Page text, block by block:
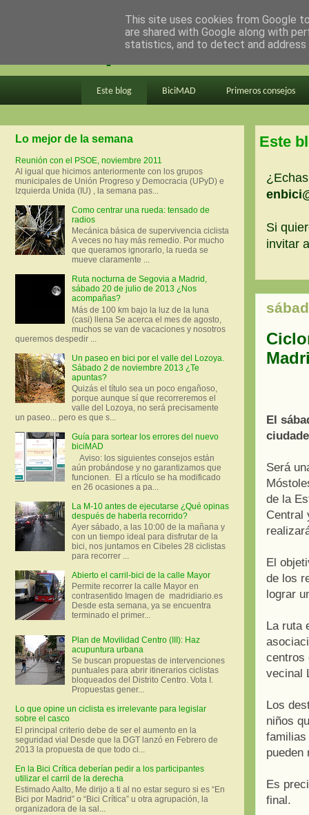
en bici por madrid
Este blog BiciMAD Primeros consejos
Este
Si
invitar
El
Será
de la
Central
El
de los
lograr
La ruta
centros
vecinal
Los
niños
familias
pueden
Es
final.
Lo mejor de la semana
Reunión con el PSOE, noviembre 2011
Al igual que hicimos anteriormente con los grupos
municipales de Unión Progreso y Democracia (UPyD) e
Izquierda Unida (IU) , la semana pas...
Como centrar una rueda: tensado de
radios
Mecánica básica de supervivencia ciclista
A veces no hay más remedio. Por mucho
que queramos ignorarlo, la rueda se
mueve claramente ...
Ruta nocturna de Segovia a Madrid,
sábado 20 de julio de 2013 ¿Nos
acompañas?
Más de 100 km bajo la luz de la luna
(casi) llena Se acerca el mes de agosto,
muchos se van de vacaciones y nosotros
queremos despedir ...
Un paseo en bici por el valle del Lozoya.
Sábado 2 de noviembre 2013 ¿Te
apuntas?
Quizás el título sea un poco engañoso,
porque aunque sí que recorreremos el
valle del Lozoya, no será precisamente
un paseo... pero es que s...
Guía para sortear los errores del nuevo
biciMAD
Aviso: los siguientes consejos están
aún probándose y no garantizamos que
funcionen. El a rtículo se ha modificado
en 26 ocasiones a pa...
La M-10 antes de ejecutarse ¿Qué opinas
después de haberla recorrido?
Ayer sábado, a las 10:00 de la mañana y
con un tiempo ideal para disfrutar de la
bici, nos juntamos en Cibeles 28 ciclistas
para recorrer ...
Abierto el carril-bici de la calle Mayor
Permite recorrer la calle Mayor en
contrasentido Imagen de madridiario.es
Desde esta semana, ya se encuentra
terminado el primer...
Plan de Movilidad Centro (III): Haz
acupuntura urbana
Se buscan propuestas de intervenciones
puntuales para abrir itinerarios ciclistas
bloqueados del Distrito Centro. Vota I.
Propuestas gener...
Lo que opine un ciclista es irrelevante para legislar
sobre el casco
El principal criterio debe de ser el aumento en la
seguridad vial Desde que la DGT lanzó en Febrero de
2013 la propuesta de que todo ci...
En la Bici Crítica deberían pedir a los participantes
utilizar el carril de la derecha
Estimado Aalto, Me dirijo a ti al no estar seguro si es “En
Bici por Madrid” o “Bici Crítica” u otra agrupación, la
organizadora de la sal...
This site uses cookies from Google
are shared with Google along with
statistics, and to detect and address